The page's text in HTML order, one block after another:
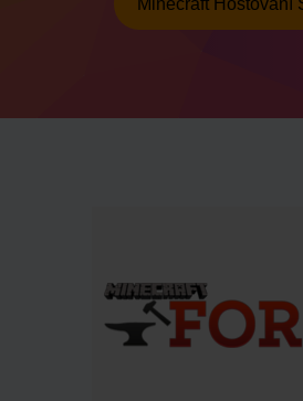
Minecraft Hostování